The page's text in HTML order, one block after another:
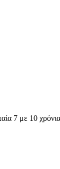
7 με 10